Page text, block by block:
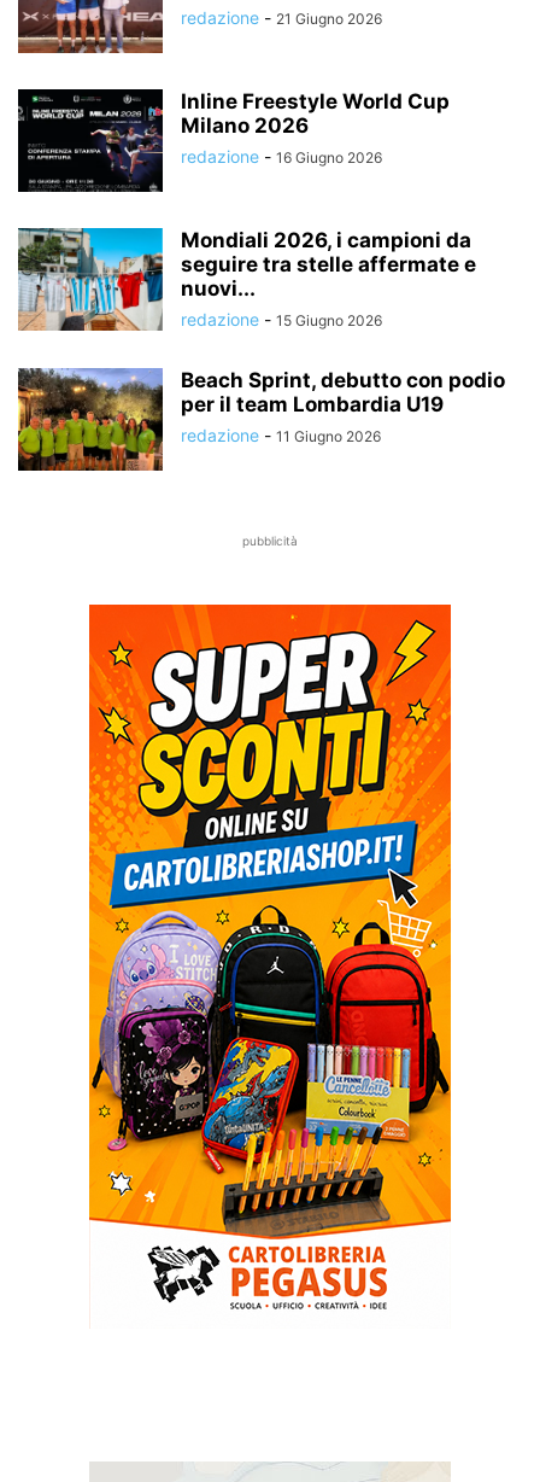
redazione - 21 Giugno 2026
Inline Freestyle World Cup
Milano 2026
redazione - 16 Giugno 2026
Mondiali 2026, i campioni da
seguire tra stelle affermate e
nuovi...
redazione - 15 Giugno 2026
Beach Sprint, debutto con podio
per il team Lombardia U19
redazione - 11 Giugno 2026
pubblicità